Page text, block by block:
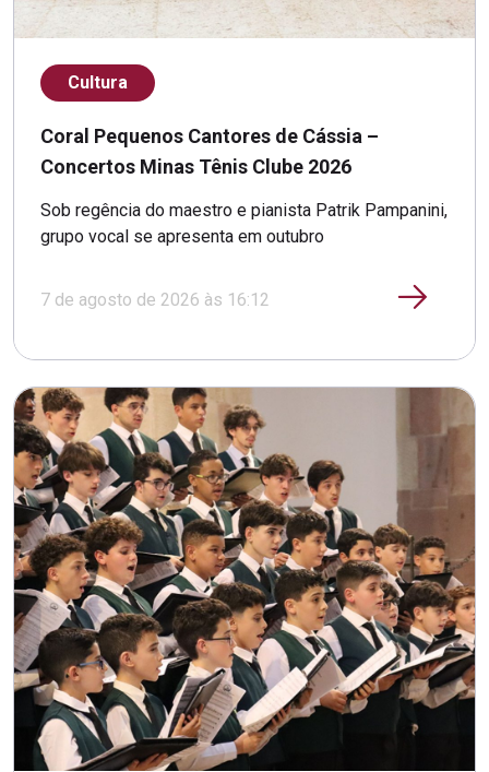
Cultura
Coral Pequenos Cantores de Cássia –
Concertos Minas Tênis Clube 2026
Sob regência do maestro e pianista Patrik Pampanini,
grupo vocal se apresenta em outubro
7 de agosto de 2026 às 16:12